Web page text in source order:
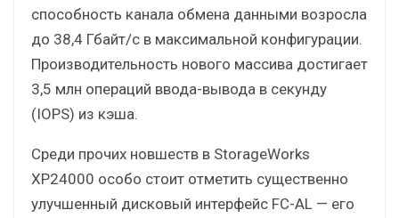
способность канала обмена данными возросла
до 38,4 Гбайт/с в максимальной конфигурации.
Производительность нового массива достигает
3,5 млн операций ввода-вывода в секунду
(IOPS) из кэша.
Среди прочих новшеств в StorageWorks
XP24000 особо стоит отметить существенно
улучшенный дисковый интерфейс FC-AL — его